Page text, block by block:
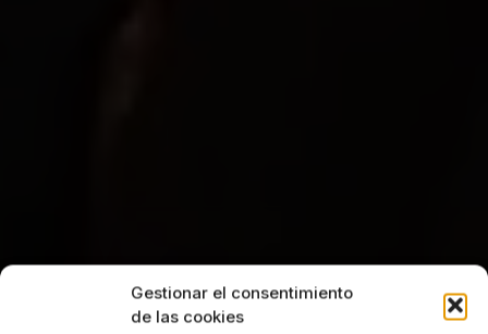
Gestionar el consentimiento
de las cookies